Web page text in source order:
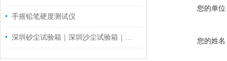
手摇铅笔硬度测试仪
深圳砂尘试验箱｜深圳沙尘试验箱｜深圳防尘测试机的技术参数！
您的单位
您的姓名